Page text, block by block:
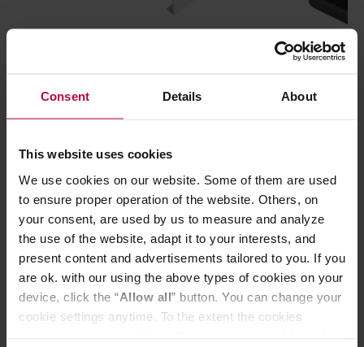
Consent Details About
This website uses cookies
We use cookies on our website. Some of them are used
to ensure proper operation of the website. Others, on
your consent, are used by us to measure and analyze
the use of the website, adapt it to your interests, and
present content and advertisements tailored to you. If you
are ok. with our using the above types of cookies on your
device, click the “Allow all” button. You can change your
cookie settings anytime. To the extent the cookies
449,00 zł
AeroPress -
Do poczytania przy kawie: